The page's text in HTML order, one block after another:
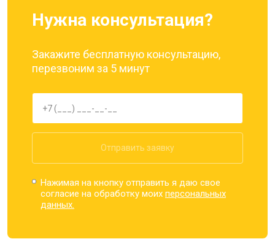
Нужна консультация?
Закажите бесплатную консультацию,
перезвоним за 5 минут
Отправить заявку
Нажимая на кнопку отправить я даю свое
согласие на обработку моихперсональных
данных.